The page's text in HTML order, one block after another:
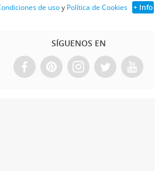
de usoy Política de Cookies + Info
SÍGUENOS EN